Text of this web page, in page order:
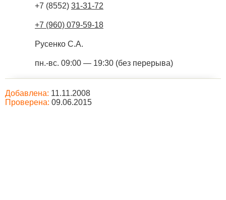
+7 (8552) 31-31-72
+7 (960) 079-59-18
Русенко С.А.
пн.-вс. 09:00 — 19:30 (без перерыва)
Добавлена: 11.11.2008
Проверена: 09.06.2015